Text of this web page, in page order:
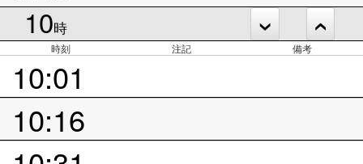
10時
時刻 注記 備考
10:01
10:16